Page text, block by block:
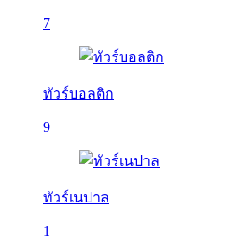
7
ทัวร์บอลติก
9
ทัวร์เนปาล
1